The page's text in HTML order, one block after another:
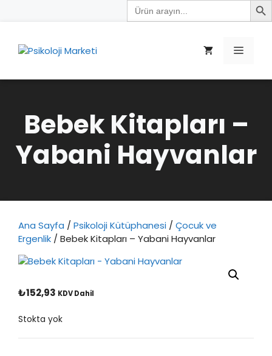
Search
for:
Menü
Bebek Kitapları –
Yabani Hayvanlar
Ana Sayfa / Psikoloji Kütüphanesi / Çocuk ve
Ergenlik / Bebek Kitapları – Yabani Hayvanlar
₺152,93 KDV Dahil
Stokta yok